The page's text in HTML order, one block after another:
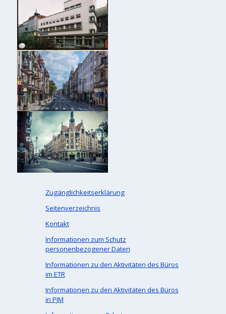
Zugänglichkeitserklärung
Seitenverzeichnis
Kontakt
Informationen zum Schutz
personenbezogener Daten
Informationen zu den Aktivitäten des Büros
im ETR
Informationen zu den Aktivitäten des Büros
in PJM